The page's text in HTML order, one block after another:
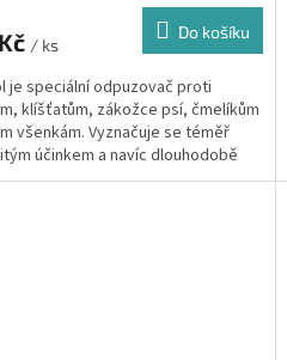
/ ks
Do košíku
je speciální odpuzovač proti
klíšťatům, zákožce psí, čmelíkům
všenkám. Vyznačuje se téměř
účinkem a navíc dlouhodobě
před...